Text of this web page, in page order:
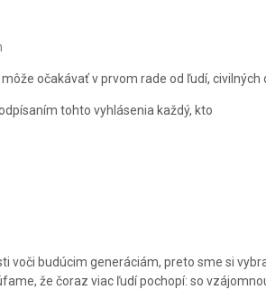
očakávať v prvom rade od ľudí, civilných
tohto vyhlásenia každý, kto
voči budúcim generáciám, preto sme si
že čoraz viac ľudí pochopí: so